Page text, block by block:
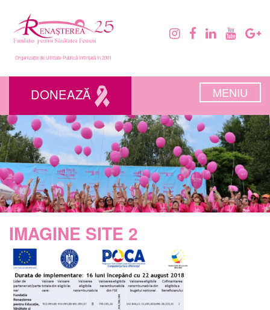
Organizație de Utilitate Publică înființată în 2001
DONEAZĂ MENIU
IMAGINE SITE 2